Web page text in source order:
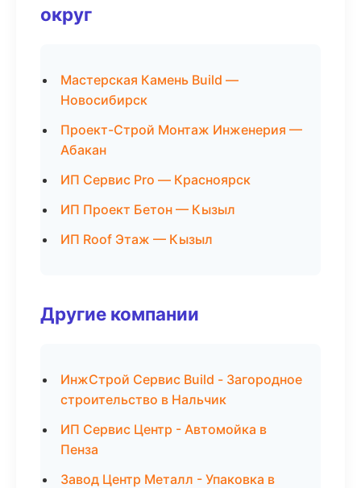
округ
Мастерская Камень Build —
Новосибирск
Проект-Строй Монтаж Инженерия —
Абакан
ИП Сервис Pro — Красноярск
ИП Проект Бетон — Кызыл
ИП Roof Этаж — Кызыл
Другие компании
ИнжСтрой Сервис Build - Загородное
строительство в Нальчик
ИП Сервис Центр - Автомойка в
Пенза
Завод Центр Металл - Упаковка в